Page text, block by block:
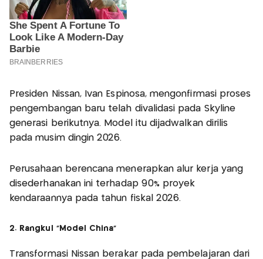
Presiden Nissan, Ivan Espinosa, mengonfirmasi proses
pengembangan baru telah divalidasi pada Skyline
generasi berikutnya. Model itu dijadwalkan dirilis
pada musim dingin 2026.
Perusahaan berencana menerapkan alur kerja yang
disederhanakan ini terhadap 90% proyek
kendaraannya pada tahun fiskal 2026.
2. Rangkul "Model China"
Transformasi Nissan berakar pada pembelajaran dari